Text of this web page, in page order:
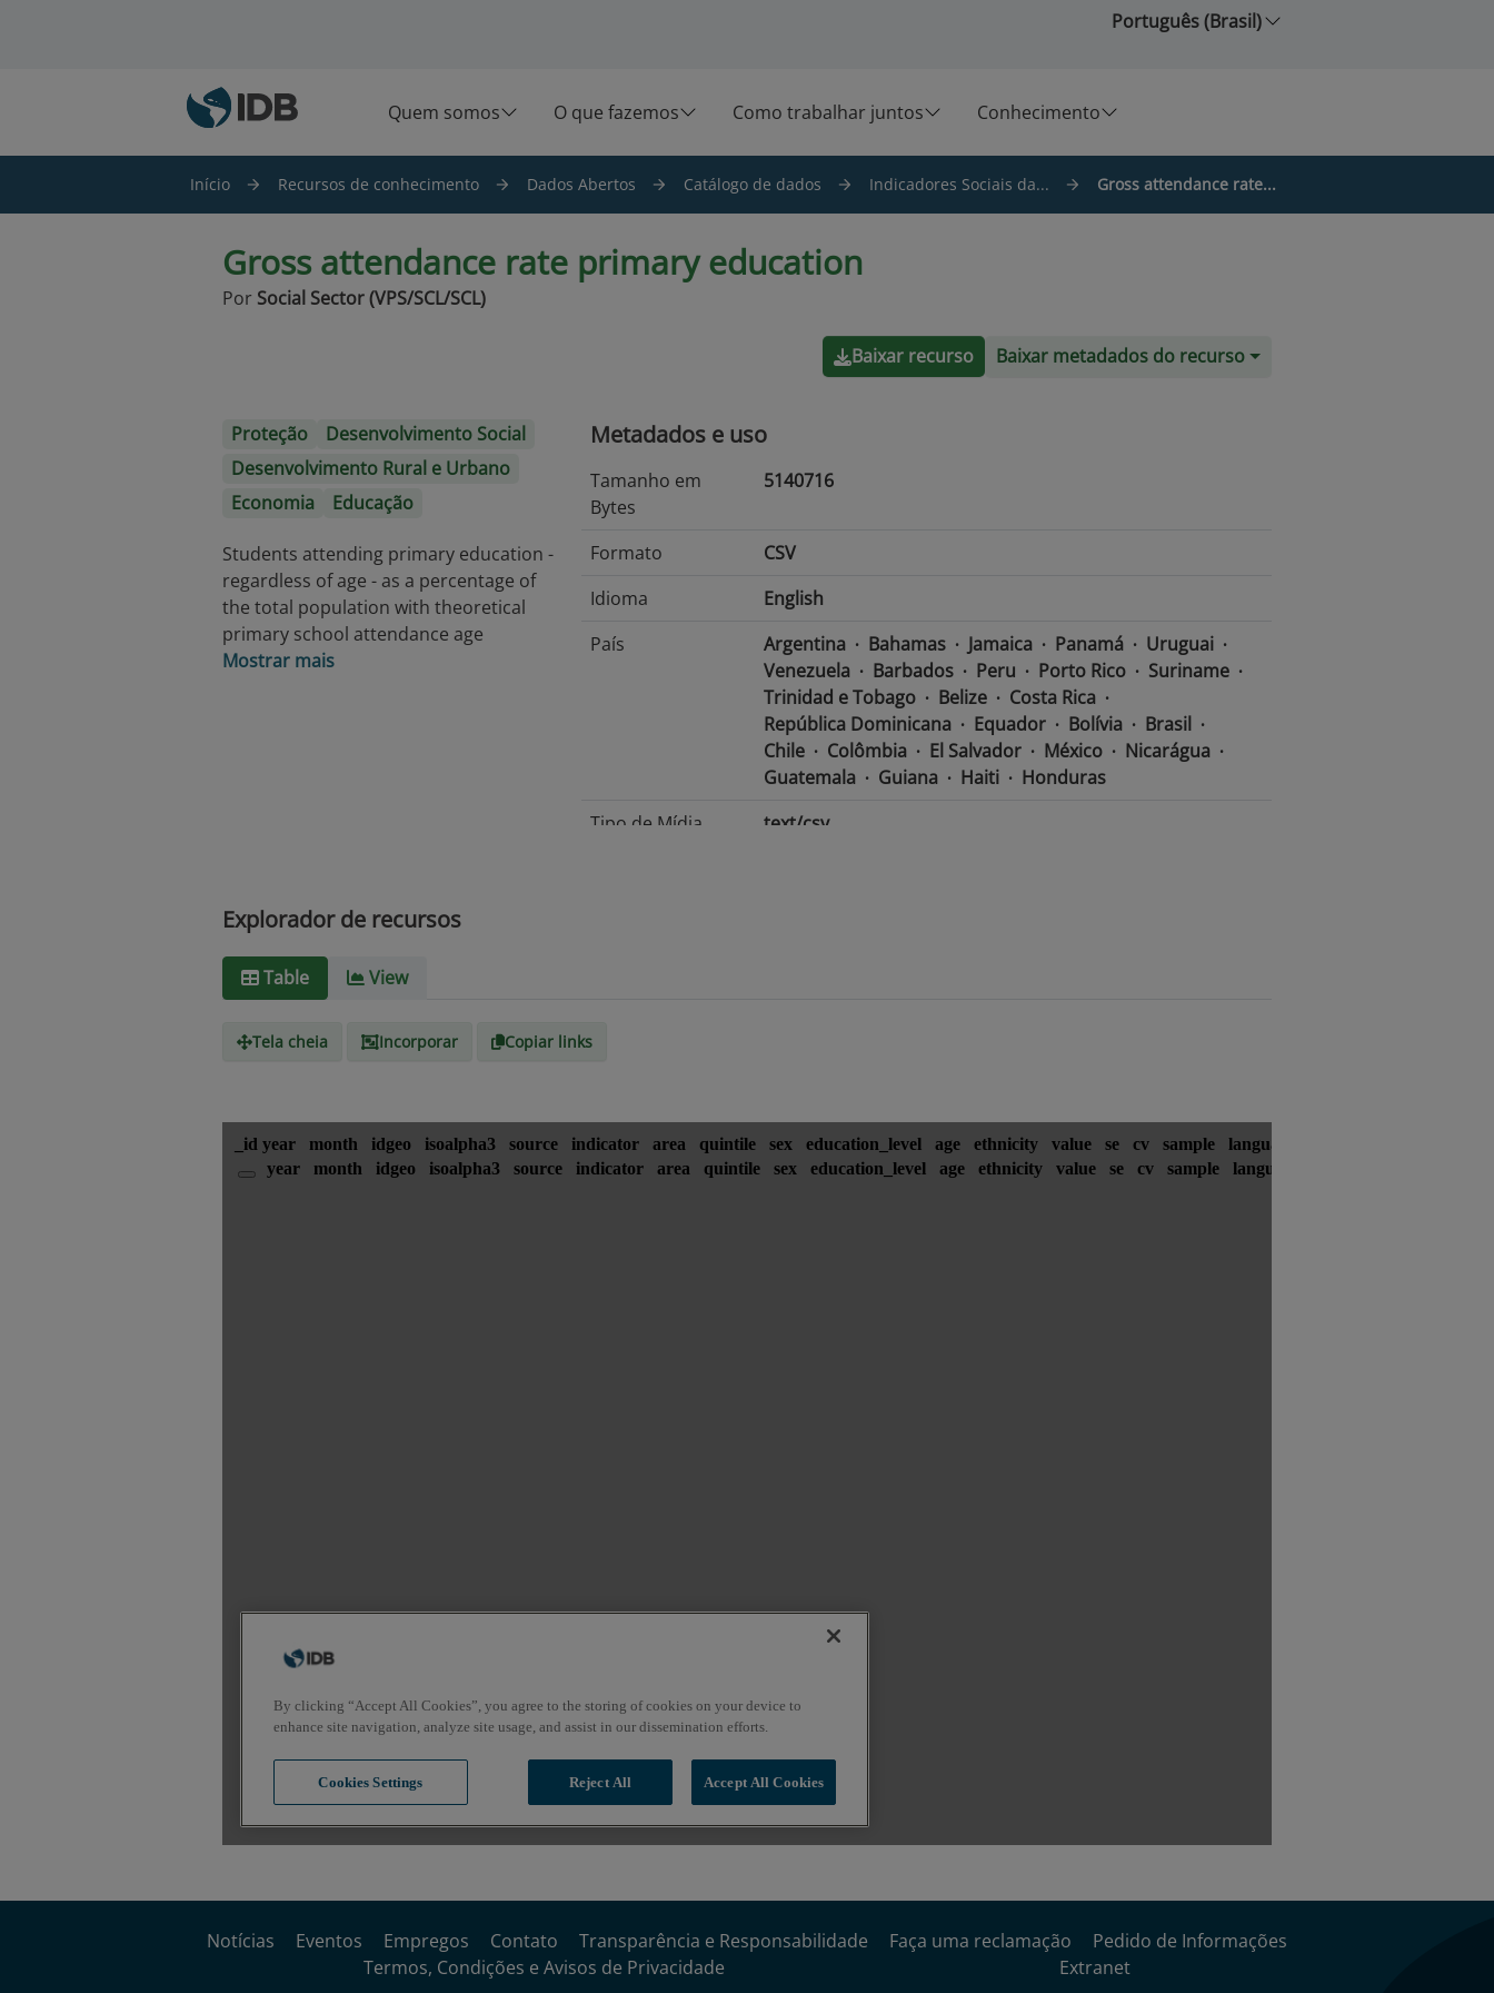
Português (Brasil)
Quem somos O que fazemos Como trabalhar juntos Conhecimento
Início Recursos de conhecimento Dados Abertos Catálogo de dados Indicadores Sociais da... Gross attendance rate...
Gross attendance rate primary education
Por Social Sector (VPS/SCL/SCL)
Baixar recurso Baixar metadados do recurso
Proteção
Desenvolvimento Social
Desenvolvimento Rural e Urbano
Economia
Educação
Students attending primary education -
regardless of age - as a percentage of
the total population with theoretical
primary school attendance age
Mostrar mais
Metadados e uso
Tamanho em
Bytes
5140716
Formato
CSV
Idioma
English
País
Argentina Bahamas Jamaica Panamá
Uruguai
Venezuela
Barbados Peru Porto Rico
Suriname
Trinidad e Tobago
Belize
Costa Rica
República Dominicana
Equador Bolívia
Brasil
Chile
Colômbia El Salvador México
Nicarágua
Guatemala
Guiana Haiti
Honduras
Tipo de Mídia
text/csv
Explorador de recursos
Table View
Tela cheia Incorporar Copiar links
Notícias Eventos Empregos Contato Transparência e Responsabilidade Faça uma reclamação
Pedido de Informações
Termos, Condições e Avisos de Privacidade
Extranet